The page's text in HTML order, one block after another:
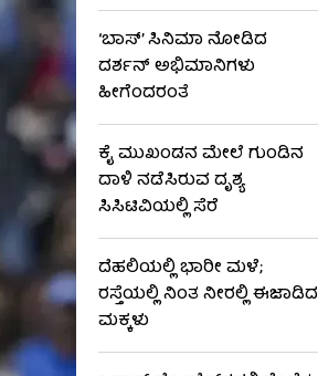
‘ಬಾಸ್’ ಸಿನಿಮಾ ನೋಡಿದ
ದರ್ಶನ್ ಅಭಿಮಾನಿಗಳು
ಹೀಗೆಂದರಂತೆ
ಕೈ ಮುಖಂಡನ ಮೇಲೆ ಗುಂಡಿನ
ದಾಳಿ ನಡೆಸಿರುವ ದೃಶ್ಯ
ಸಿಸಿಟಿವಿಯಲ್ಲಿ ಸೆರೆ
ದೆಹಲಿಯಲ್ಲಿ ಭಾರೀ ಮಳೆ;
ರಸ್ತೆಯಲ್ಲಿ ನಿಂತ ನೀರಲ್ಲಿ ಈಜಾಡಿದ
ಮಕ್ಕಳು